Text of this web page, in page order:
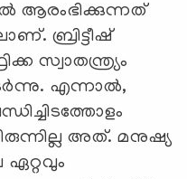
ആരംഭിക്കുന്നത്
ബ്രിട്ടീഷ്
സ്വാതന്ത്ര്യം
എന്നാൽ,
അത്. മനുഷ്യ
ഏറ്റവും